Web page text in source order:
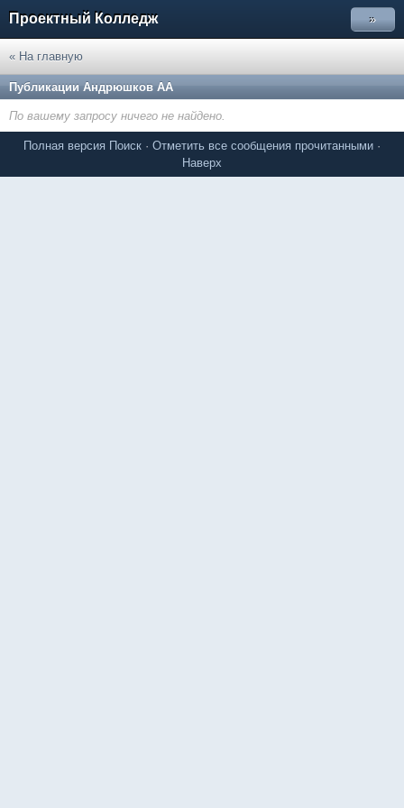
Проектный Колледж »
« На главную
Публикации Андрюшков АА
По вашему запросу ничего не найдено.
Полная версия Поиск · Отметить все сообщения прочитанными ·
Наверх